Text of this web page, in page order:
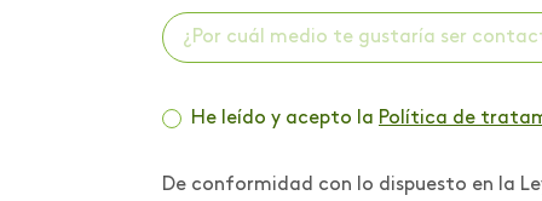
Lanzamiento de
Lanzamiento programa
psicológico
¿Por cuál medio te gustaría ser
He leído y acepto la Política de
De conformidad con lo dispuesto en la